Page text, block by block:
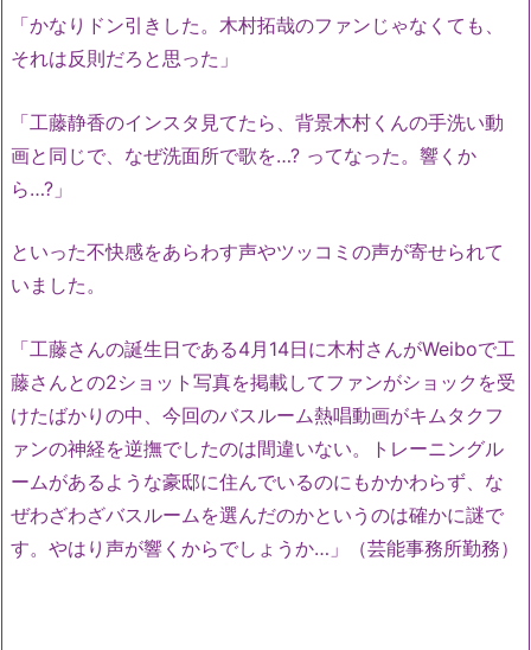
「かなりドン引きした。木村拓哉のファンじゃなくても、
それは反則だろと思った」
「工藤静香のインスタ見てたら、背景木村くんの手洗い動
画と同じで、なぜ洗面所で歌を…? ってなった。響くか
ら…?」
といった不快感をあらわす声やツッコミの声が寄せられて
いました。
「工藤さんの誕生日である4月14日に木村さんがWeiboで工
藤さんとの2ショット写真を掲載してファンがショックを受
けたばかりの中、今回のバスルーム熱唱動画がキムタクフ
ァンの神経を逆撫でしたのは間違いない。トレーニングル
ームがあるような豪邸に住んでいるのにもかかわらず、な
ぜわざわざバスルームを選んだのかというのは確かに謎で
す。やはり声が響くからでしょうか…」（芸能事務所勤務）